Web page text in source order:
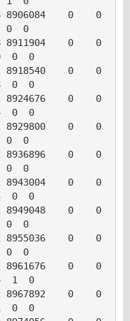
0  0
0  0
0  0
0  0
0  0
0  0
0  0
0  0
0  0
1  0
0  0